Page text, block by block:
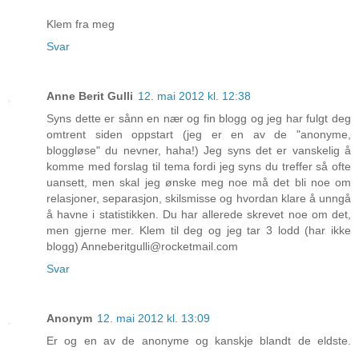
Klem fra meg
Svar
Anne Berit Gulli 12. mai 2012 kl. 12:38
Syns dette er sånn en nær og fin blogg og jeg har fulgt deg
omtrent siden oppstart (jeg er en av de "anonyme,
bloggløse" du nevner, haha!) Jeg syns det er vanskelig å
komme med forslag til tema fordi jeg syns du treffer så ofte
uansett, men skal jeg ønske meg noe må det bli noe om
relasjoner, separasjon, skilsmisse og hvordan klare å unngå
å havne i statistikken. Du har allerede skrevet noe om det,
men gjerne mer. Klem til deg og jeg tar 3 lodd (har ikke
blogg) Anneberitgulli@rocketmail.com
Svar
Anonym 12. mai 2012 kl. 13:09
Er og en av de anonyme og kanskje blandt de eldste.